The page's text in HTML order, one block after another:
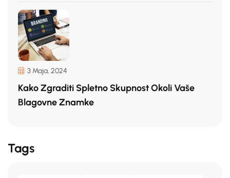
3 Maja, 2024
Kako Zgraditi Spletno Skupnost Okoli Vaše
Blagovne Znamke
Tags